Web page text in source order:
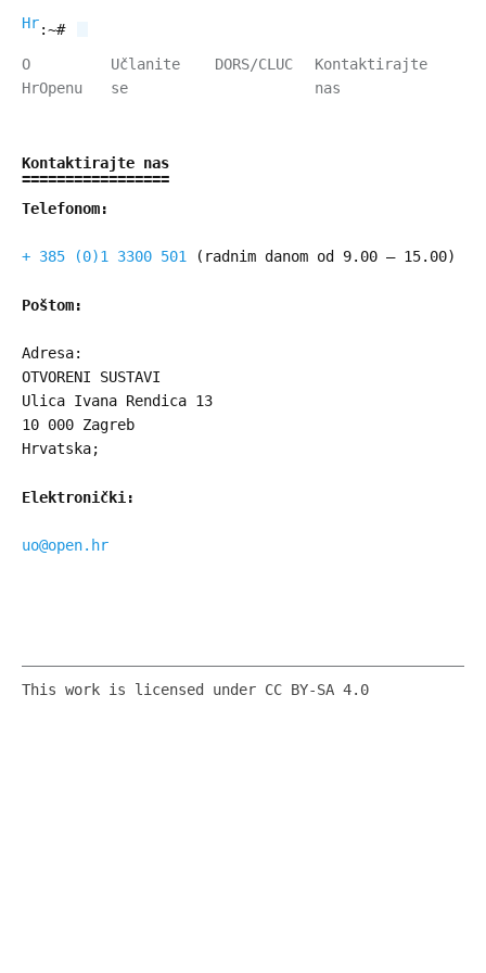
HrOpen
:~#
O
HrOpenu
Učlanite
se
DORS/CLUC
Kontaktirajte
nas
Kontaktirajte nas
Telefonom:
+ 385 (0)1 3300 501 (radnim danom od 9.00 – 15.00)
Poštom:
Adresa:
OTVORENI SUSTAVI
Ulica Ivana Rendica 13
10 000 Zagreb
Hrvatska;
Elektronički:
uo@open.hr
This work is licensed under CC BY-SA 4.0